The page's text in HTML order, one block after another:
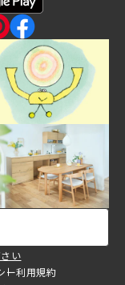
い
ー利用規約